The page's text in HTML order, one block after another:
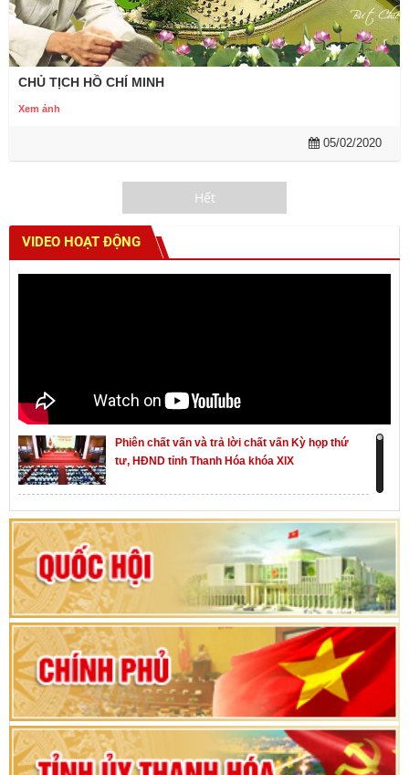
CHỦ TỊCH HỒ CHÍ MINH
Xem ảnh
05/02/2020
Hết
VIDEO HOẠT ĐỘNG
Phiên chất vấn và trả lời chất vấn Kỳ họp thứ
tư, HĐND tỉnh Thanh Hóa khóa XIX
Khai mạc kỳ họp thứ Nhất, Quốc hội khóa XVI
Hướng dẫn quy trình bỏ phiếu bầu cử ĐBQH
khoá XVI và đại biểu HĐND các cấp nhiệm kỳ
2026-2031
80 năm Quốc hội Việt Nam: vì lợi ích Nhân dân,
vì sự phát triển của đất nước
Bộ Chính trị duyệt nội dung Đại hội đại biểu
Đảng bộ tỉnh Thanh Hóa lần thứ XX, nhiệm kỳ
2025 - 2030